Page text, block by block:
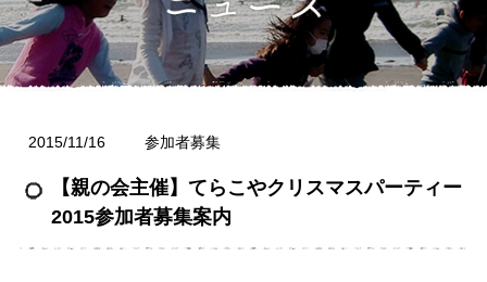
2015/11/16 参加者募集
【親の会主催】てらこやクリスマスパーティー
2015参加者募集案内